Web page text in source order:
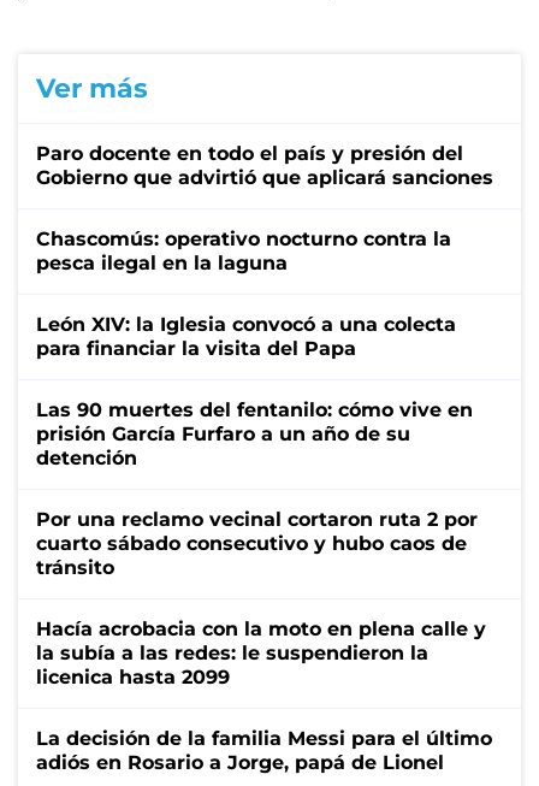
Ver más
Paro docente en todo el país y presión del
Gobierno que advirtió que aplicará sanciones
Chascomús: operativo nocturno contra la
pesca ilegal en la laguna
León XIV: la Iglesia convocó a una colecta
para financiar la visita del Papa
Las 90 muertes del fentanilo: cómo vive en
prisión García Furfaro a un año de su
detención
Por una reclamo vecinal cortaron ruta 2 por
cuarto sábado consecutivo y hubo caos de
tránsito
Hacía acrobacia con la moto en plena calle y
la subía a las redes: le suspendieron la
licenica hasta 2099
La decisión de la familia Messi para el último
adiós en Rosario a Jorge, papá de Lionel